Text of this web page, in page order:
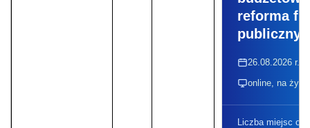
reforma
26.08.2026 r.,
online, na
Liczba miejsc